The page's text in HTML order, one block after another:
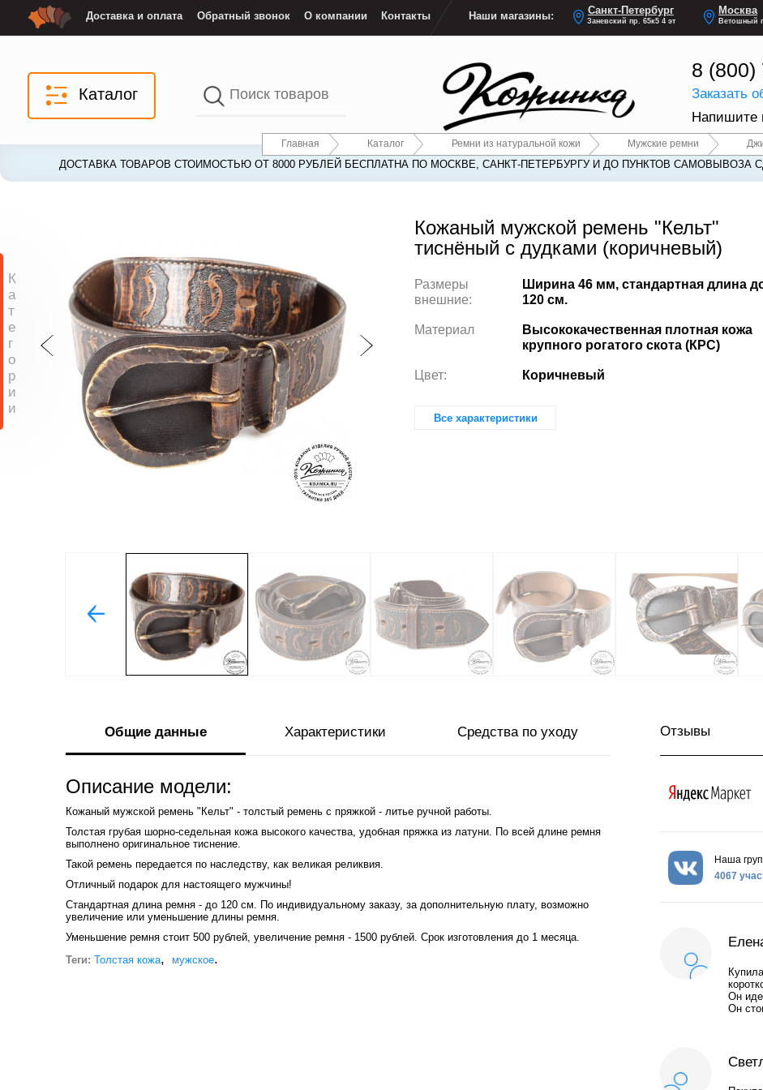
Доставка и оплата Обратный звонок О компании Контакты Наши магазины: Санкт-Петербург
Заневский пр. 65к5 4 эт
Москва
Ветошный
Каталог
8 (800)
Заказать
Напишите
Главная Каталог Ремни из натуральной кожи Мужские ремни
ДОСТАВКА ТОВАРОВ СТОИМОСТЬЮ ОТ 8000 РУБЛЕЙ БЕСПЛАТНА ПО МОСКВЕ, САНКТ-ПЕТЕРБУРГУ И ДО ПУНКТОВ САМОВЫВОЗА
ДОСТАВКА ТОВАРОВ СТОИМОСТЬЮ ОТ 8000 РУБЛЕЙ БЕСПЛАТНА ПО МОСКВЕ, САНКТ-ПЕТЕРБУРГУ И ДО ПУНКТОВ САМОВЫВОЗА
К
а
т
е
г
о
р
и
и
Кожаный мужской ремень "Кельт"
тиснёный с дудками (коричневый)
Размеры
внешние:
Ширина 46 мм, стандартная длина
120 см.
Материал
Высококачественная плотная кожа
крупного рогатого скота (КРС)
Цвет: Коричневый
Все характеристики
Общие данные Характеристики Средства по уходу
Описание модели:
Кожаный мужской ремень "Кельт" - толстый ремень с пряжкой - литье ручной работы.
Толстая грубая шорно-седельная кожа высокого качества, удобная пряжка из латуни. По всей длине ремня
выполнено оригинальное тиснение.
Такой ремень передается по наследству, как великая реликвия.
Отличный подарок для настоящего мужчины!
Стандартная длина ремня - до 120 см. По индивидуальному заказу, за дополнительную плату, возможно
увеличение или уменьшение длины ремня.
Уменьшение ремня стоит 500 рублей, увеличение ремня - 1500 рублей. Срок изготовления до 1 месяца.
Теги: Толстая кожа, мужское.
Отзывы
Наша
4067
Он
Он